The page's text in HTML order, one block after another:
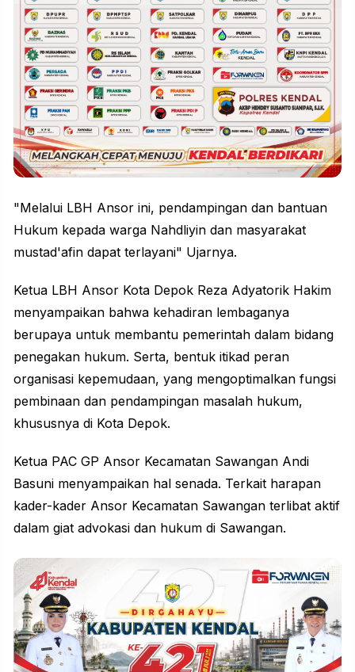
"Melalui LBH Ansor ini, pendampingan dan bantuan
Hukum kepada warga Nahdliyin dan masyarakat
mustad'afin dapat terlayani" Ujarnya.
Ketua LBH Ansor Kota Depok Reza Adyatorik Hakim
menyampaikan bahwa kehadiran lembaganya
berupaya untuk membantu pemerintah dalam bidang
penegakan hukum. Serta, bentuk itikad peran
organisasi kepemudaan, yang mengoptimalkan fungsi
pembinaan dan pendampingan masalah hukum,
khususnya di Kota Depok.
Ketua PAC GP Ansor Kecamatan Sawangan Andi
Basuni menyampaikan hal senada. Terkait harapan
kader-kader Ansor Kecamatan Sawangan terlibat aktif
dalam giat advokasi dan hukum di Sawangan.